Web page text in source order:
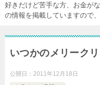
好きだけど苦手な方、お金が
の情報を掲載していますので
いつかのメリーク
公開日： 2011年12月18日